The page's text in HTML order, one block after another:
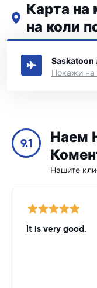
Карта на
на коли
Вижте нашите
Saskatoon
Покажи на
9.1
Наем
Нашите
It is very good.